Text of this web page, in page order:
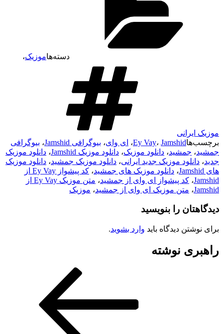
دسته‌هاموزیک،
موزیک ایرانی
برچسب‌ها
Ey Vay، Jamshid ، ای وای، بیوگرافی Jamshid ، بیوگرافی
جمشید، جمشید، دانلود موزیک، دانلود موزیک Jamshid ، دانلود موزیک
جدید، دانلود موزیک جدید ایرانی، دانلود موزیک جمشید، دانلود موزیک
های Jamshid
، دانلود موزیک های جمشید،
کد پیشواز Ey Vay از
Jamshid، کد پیشواز ای وای از جمشید،
متن موزیک Ey Vay از
Jamshid، متن موزیک ای وای از جمشید، موزیک
دیدگاهتان را بنویسید
برای نوشتن دیدگاه باید وارد بشوید.
راهبری نوشته